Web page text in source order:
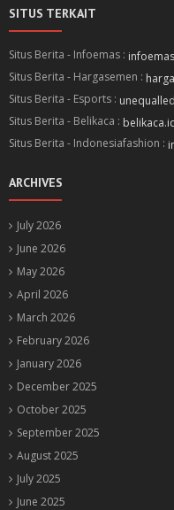
SITUS TERKAIT
Situs Berita - Infoemas :
Situs Berita - Hargasemen :
Situs Berita - Esports :
Situs Berita - Belikaca :
Situs Berita - Indonesiafashion :
ARCHIVES
July 2026
June 2026
May 2026
April 2026
March 2026
February 2026
January 2026
December 2025
October 2025
September 2025
August 2025
July 2025
June 2025